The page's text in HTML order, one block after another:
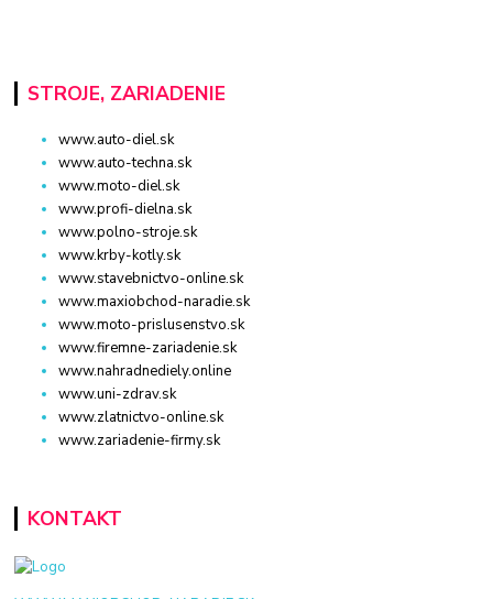
STROJE, ZARIADENIE
www.auto-diel.sk
www.auto-techna.sk
www.moto-diel.sk
www.profi-dielna.sk
www.polno-stroje.sk
www.krby-kotly.sk
www.stavebnictvo-online.sk
www.maxiobchod-naradie.sk
www.moto-prislusenstvo.sk
www.firemne-zariadenie.sk
www.nahradnediely.online
www.uni-zdrav.sk
www.zlatnictvo-online.sk
www.zariadenie-firmy.sk
KONTAKT